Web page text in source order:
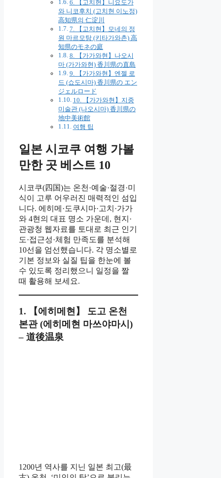
6. 【고치현】니요도가
와 니코후치 (고치현 이노정)
高知県의 仁淀川
7. 【고치현】모네의 정
원 마르모탕 (키타가와촌) 高
知県のモネの庭
8. 【가가와현】나오시
마 (가가와현) 香川県の直島
9. 【가가와현】엔젤 로
드 (쇼도시마) 香川県の エン
ジェルロード
10. 【가가와현】지중
미술관 (나오시마) 香川県の
地中美術館
여행 팁
일본 시코쿠 여행 가볼
만한 곳 베스트 10
시코쿠(四国)는 온천·예술·절경·미
식이 고루 어우러진 매력적인 섬입
니다. 에히메·도쿠시마·고치·가가
와 4현의 대표 명소 가운데, 현지·
관광청 웹자료를 토대로 최근 인기
도·접근성·체험 만족도를 분석해
10선을 엄선했습니다. 각 명소별로
기본 정보와 실질 팁을 한눈에 볼
수 있도록 정리했으니 일정을 짤
때 활용해 보세요.
1. 【에히메현】 도고 온천
본관 (에히메현 마쓰야마시)
– 道後温泉
1200년 역사를 지닌 일본 최고(最